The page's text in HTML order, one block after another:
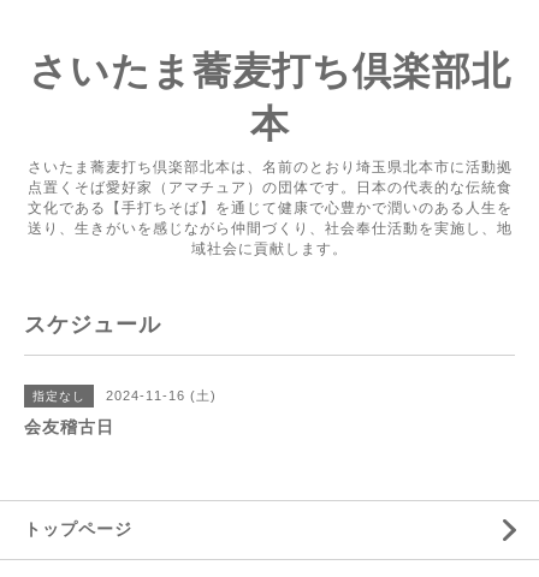
さいたま蕎麦打ち倶楽部北
本
さいたま蕎麦打ち倶楽部北本は、名前のとおり埼玉県北本市に活動拠
点置くそば愛好家（アマチュア）の団体です。日本の代表的な伝統食
文化である【手打ちそば】を通じて健康で心豊かで潤いのある人生を
送り、生きがいを感じながら仲間づくり、社会奉仕活動を実施し、地
域社会に貢献します。
スケジュール
指定なし 2024-11-16 (土)
会友稽古日
トップページ